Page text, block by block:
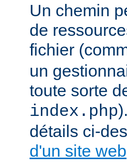
Un chemin
de
fichier
un
toute sorte
index.php
détails ci-
d'un site web